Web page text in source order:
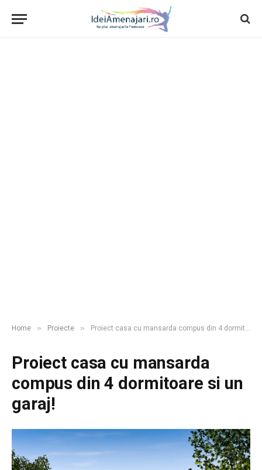
Home » Proiecte » Proiect casa cu mansarda compus din 4 dormitoare si un garaj!
Proiect casa cu mansarda
compus din 4 dormitoare si un
garaj!